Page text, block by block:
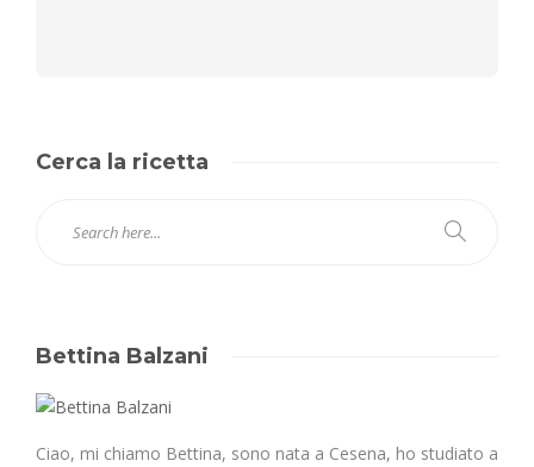
Cerca la ricetta
Bettina Balzani
Ciao, mi chiamo Bettina, sono nata a Cesena, ho studiato a